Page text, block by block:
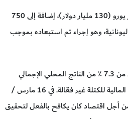
يُعدُّ الحيز المالي لمنطقة اليورو صغيراً نسبياً. ومع ذلك، التزم البنك المركزي الأوروبي بالفعل بشراء أصول صافية بقيمة 120 مليار يورو (130 مليار دولار)، إضافة إلى 750
اليونانية، وهو إجراء تم استبعاده بموجب
بشكل عام، يبلغ الحجم الإجمالي لعمليات شراء الأصول الإضافية للبنك المركزي الأوروبي (والتي عادة ما يتم تحويلها إلى نقود) أقل من 7.3 ٪ من الناتج المحلي الإجمالي
لمنطقة اليورو لعام 2019، مما يجعل استجابته أقل من استجابة الولايات المتحدة والمملكة المتحدة. لسوء الحظ، كانت السياسة المالية للكتلة غير فعّالة. في 16 مارس /
الأعضاء أنهم سينفذون حزمة تحفيز تعادل 1٪ فقط من الناتج المحلي الإجمالي في عام 2020 - وهذا من أجل اقتصاد كان يكافح بالفعل لتحقيق